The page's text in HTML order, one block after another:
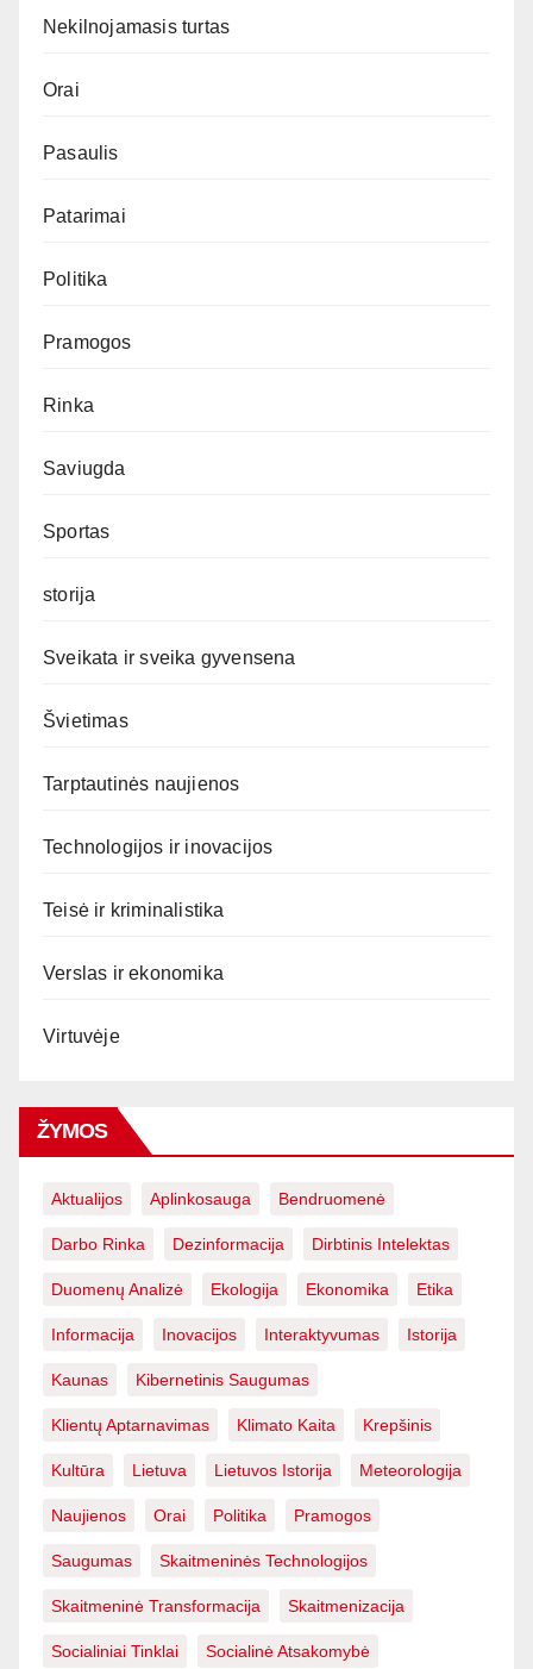
Nekilnojamasis turtas
Orai
Pasaulis
Patarimai
Politika
Pramogos
Rinka
Saviugda
Sportas
storija
Sveikata ir sveika gyvensena
Švietimas
Tarptautinės naujienos
Technologijos ir inovacijos
Teisė ir kriminalistika
Verslas ir ekonomika
Virtuvėje
ŽYMOS
Aktualijos Aplinkosauga Bendruomenė
Darbo Rinka Dezinformacija Dirbtinis Intelektas
Duomenų Analizė Ekologija Ekonomika Etika
Informacija Inovacijos Interaktyvumas Istorija
Kaunas Kibernetinis Saugumas
Klientų Aptarnavimas Klimato Kaita Krepšinis
Kultūra Lietuva Lietuvos Istorija Meteorologija
Naujienos Orai Politika Pramogos
Saugumas Skaitmeninės Technologijos
Skaitmeninė Transformacija Skaitmenizacija
Socialiniai Tinklai Socialinė Atsakomybė